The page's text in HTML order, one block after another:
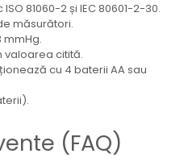
81060-2 și IEC 80601-2-30.
măsurători.
mmHg.
valoarea citită.
cu 4 baterii AA sau
(FAQ)